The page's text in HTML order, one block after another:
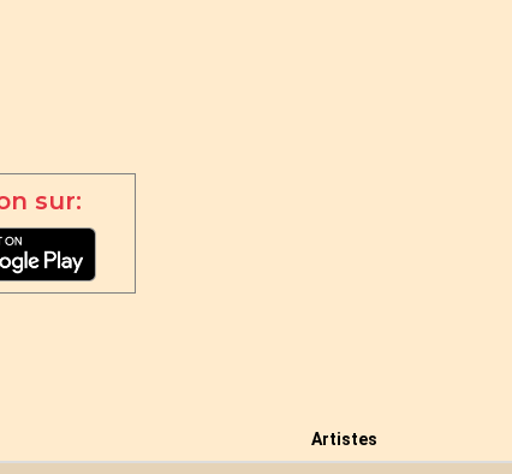
sur:
Artistes